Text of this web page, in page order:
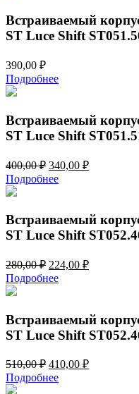
Встраиваемый
ST Luce Shift
390,00 ₽
Подробнее
Встраиваемый
ST Luce Shift
400,00₽ Первоначальная
цена
составляла
340,00 ₽Текущая
Подробнее
Встраиваемый
ST Luce Shift
280,00₽ Первоначальная
цена
составляла
224,00 ₽Текущая
Подробнее
Встраиваемый
ST Luce Shift
510,00₽ Первоначальная
цена
составляла
410,00 ₽Текущая
Подробнее